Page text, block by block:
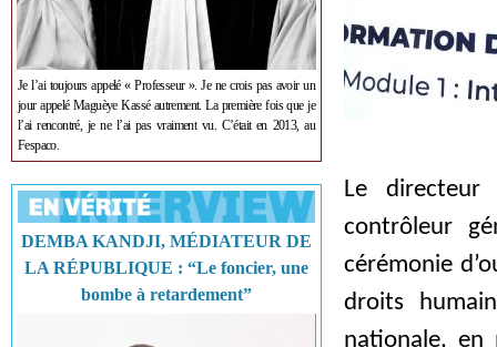
Je l’ai toujours appelé « Professeur ». Je ne crois pas avoir un
jour appelé Maguèye Kassé autrement. La première fois que je
l’ai rencontré, je ne l’ai pas vraiment vu. C’était en 2013, au
Fespaco.
DEMBA KANDJI, MÉDIATEUR DE
LA RÉPUBLIQUE : “Le foncier, une
bombe à retardement”
Le
contrôleur
cérémonie
droits
nationale, en